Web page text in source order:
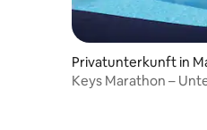
Privatunterkunft in
Keys Marathon –